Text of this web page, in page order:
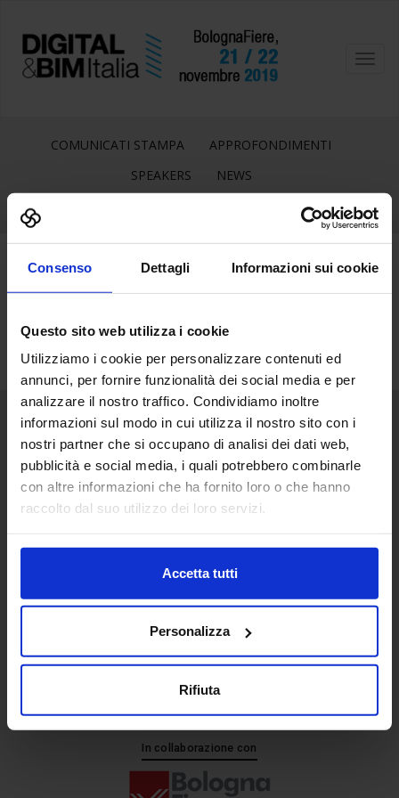
Consenso Dettagli Informazioni sui cookie
Questo sito web utilizza i cookie
Utilizziamo i cookie per personalizzare contenuti ed
annunci, per fornire funzionalità dei social media e per
analizzare il nostro traffico. Condividiamo inoltre
informazioni sul modo in cui utilizza il nostro sito con i
nostri partner che si occupano di analisi dei dati web,
pubblicità e social media, i quali potrebbero combinarle
con altre informazioni che ha fornito loro o che hanno
raccolto dal suo utilizzo dei loro servizi.
Accetta tutti
Personalizza
Rifiuta
COMUNICATI STAMPA
APPROFONDIMENTI
SPEAKERS
NEWS
Senaf srl
+ 39 051.325511
+ 39 02.332039460
In collaborazione con